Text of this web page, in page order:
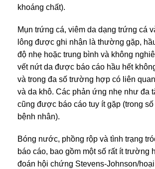
khoáng chất).
Mụn trứng cá, viêm da dạng trứng cá
lông được ghi nhận là thường gặp,
độ nhẹ hoặc trung bình và không
vết nứt da được báo cáo hầu hết
và trong đa số trường hợp có liên
và da khô. Các phản ứng nhẹ như đa
cũng được báo cáo tuy ít gặp (trong
bệnh nhân).
Bóng nước, phồng rộp và tình trạng
báo cáo, bao gồm một số rất ít trường
đoán hội chứng Stevens-Johnson/